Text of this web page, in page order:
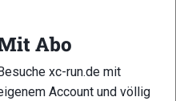
Abo
Besuche xc-run.de mit
Account und völlig